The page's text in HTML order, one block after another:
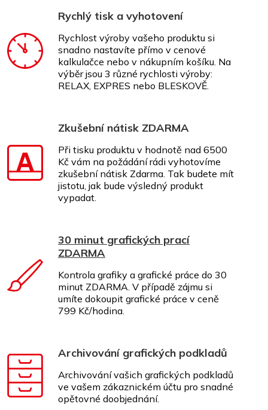
Rychlý tisk a vyhotovení
Rychlost výroby vašeho produktu si
snadno nastavíte přímo v cenové
kalkulačce nebo v nákupním košíku. Na
výběr jsou 3 různé rychlosti výroby:
RELAX, EXPRES nebo BLESKOVĚ.
Zkušební nátisk ZDARMA
Při tisku produktu v hodnotě nad 6500
Kč vám na požádání rádi vyhotovíme
zkušební nátisk Zdarma. Tak budete mít
jistotu, jak bude výsledný produkt
vypadat.
30 minut grafických prací
ZDARMA
Kontrola grafiky a grafické práce do 30
minut ZDARMA. V případě zájmu si
umíte dokoupit grafické práce v ceně
799 Kč/hodina.
Archivování grafických podkladů
Archivování vašich grafických podkladů
ve vašem zákaznickém účtu pro snadné
opětovné doobjednání.